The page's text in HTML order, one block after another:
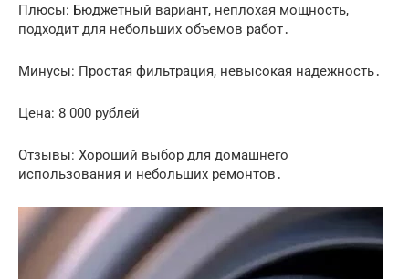
Плюсы: Бюджетный вариант, неплохая мощность,
подходит для небольших объемов работ․
Минусы: Простая фильтрация, невысокая надежность․
Цена: 8 000 рублей
Отзывы: Хороший выбор для домашнего
использования и небольших ремонтов․